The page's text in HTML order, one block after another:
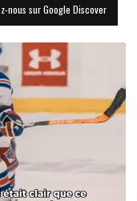
nous sur Google Discover